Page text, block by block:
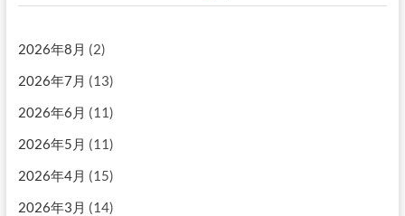
2026年8月 (2)
2026年7月 (13)
2026年6月 (11)
2026年5月 (11)
2026年4月 (15)
2026年3月 (14)